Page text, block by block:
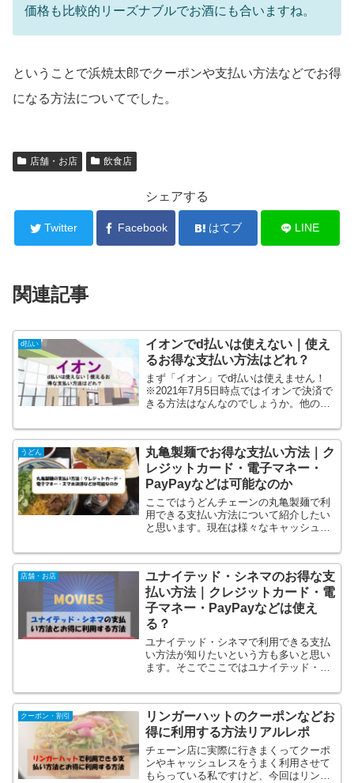
価格も比較的リーズナブルでお酒にも合いますね。
ということで浜焼太郎でクーポンや支払い方法などでお得
になる方法についてでした。
店舗・お店 飲食店
シェアする
Twitter Facebook はてブ LINE
関連記事
d払い
イオンでd払いは使えない｜使え
るお得な支払い方法はどれ？
まず「イオン」でd払いは使えません！
※2021年7月5日時点ではイオンで決済で
きる方法はなんなのでしょうか。他のQR
ころでイオンでd払いは利用できないが
QRコード決済のPayPayが利用できる店
舗が増えて...
うどん
丸亀製麺でお得な支払い方法｜ク
レジットカード・電子マネー・
PayPayなどは可能なのか
ここではうどんチェーンの丸亀製麺で利
用できる支払い方法について紹介したい
と思います。現在は様々なキャッシュレ
でポイントの貯まり方など全然お得感が
違います！丸亀製麺でもいろいろな決済
方法が導入されていてベス...
店舗・お店
ユナイテッド・シネマのお得な支
払い方法｜クレジットカード・電
子マネー・PayPayなどは使え
る？
ユナイテッド・シネマで利用できる支払
い方法が知りたいという方も多いと思い
ます。そこでここではユナイテッド・シ
について紹介していきたいと思います。
ユナイテッド・シネマの支払い方法では
ユナイテッド・シネマで利...
クーポン・割引
リンガーハットのクーポンなどお
得に利用する方法リアルレポ
チェーン店に実際に行きまくってクーポ
ンやキャッシュレスをうまく利用させて
もらっている私ですけど、今回はリンガ